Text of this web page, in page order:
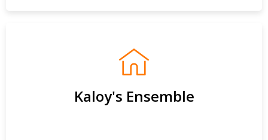
Kaloy's Ensemble